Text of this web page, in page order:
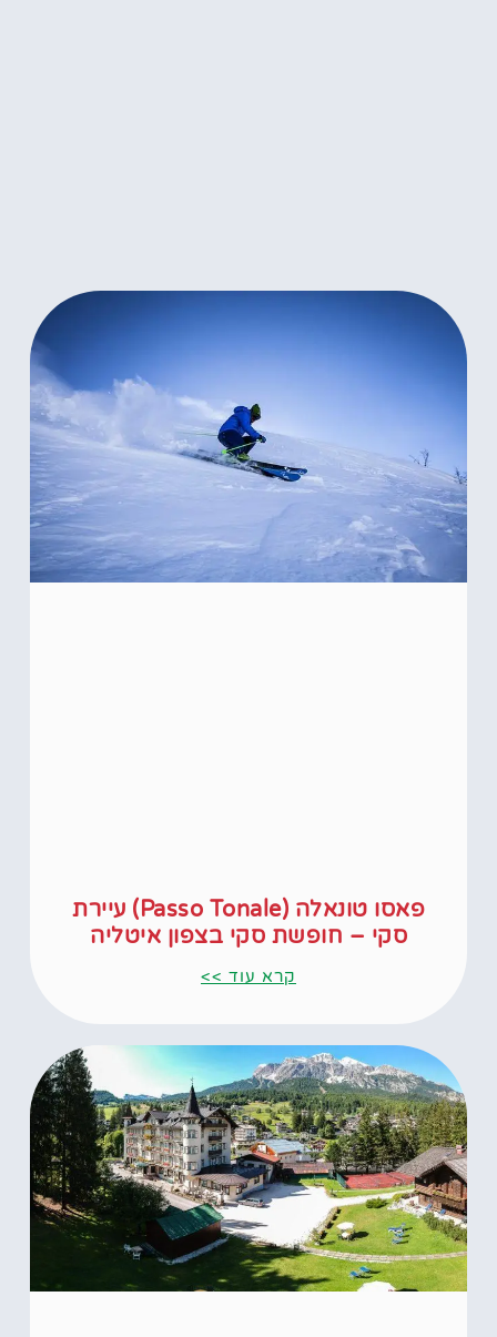
פאסו טונאלה (Passo Tonale) עיירת
סקי – חופשת סקי בצפון איטליה
קרא עוד >>